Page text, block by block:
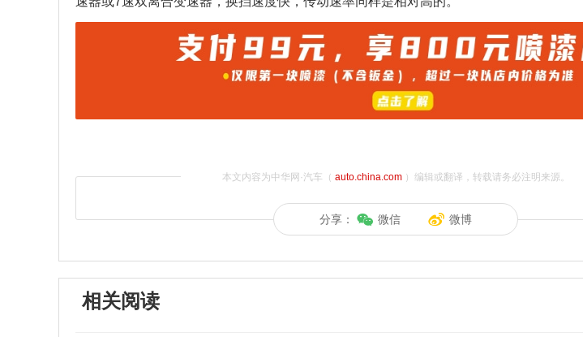
本文内容为中华网·汽车（ auto.china.com）编辑或翻译，转载请务必注明来源。
分享： 微信 微博
相关阅读